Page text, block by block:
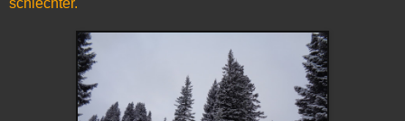
schlechter.